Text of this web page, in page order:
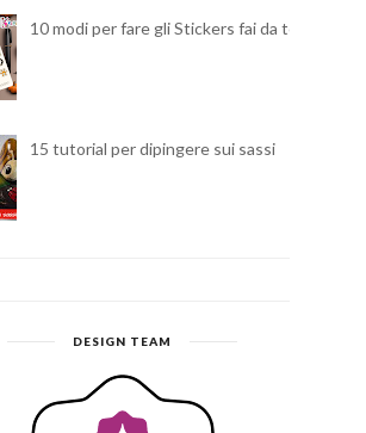
10 modi per fare gli Stickers fai da te
15 tutorial per dipingere sui sassi
DESIGN TEAM